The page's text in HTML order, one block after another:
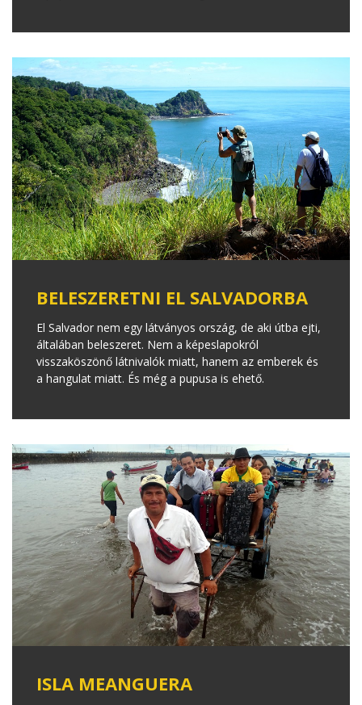
BELESZERETNI EL SALVADORBA
El Salvador nem egy látványos ország, de aki útba ejti,
általában beleszeret. Nem a képeslapokról
visszaköszönő látnivalók miatt, hanem az emberek és
a hangulat miatt. És még a pupusa is ehető.
ISLA MEANGUERA